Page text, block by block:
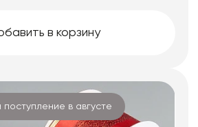
в корзину
в августе